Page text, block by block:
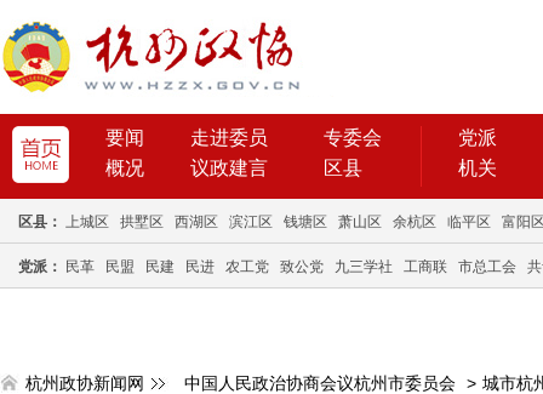
要闻 走进委员
专委会
概况
议政建言 区县
党派
机关
区县： 上城区 拱墅区 西湖区 滨江区 钱塘区 萧山区 余杭区 临平区 富阳
党派： 民革 民盟 民建 民进 农工党 致公党 九三学社 工商联 市总工会
杭州政协新闻网 中国人民政治协商会议杭州市委员会 > 城市杭